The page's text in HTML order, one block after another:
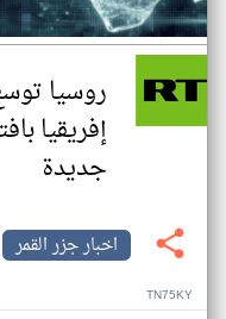
روسيا
جديدة
اخبار جزر القمر
TN75KY